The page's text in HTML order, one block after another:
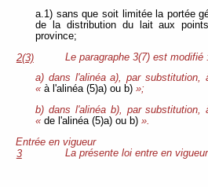
a.1) sans que soit limitée la portée
de la distribution du lait aux
province;
2(3)
Le paragraphe 3(7) est modifié :
a) dans l'alinéa a), par
«à l'alinéa (5)a) ou b) »;
b) dans l'alinéa b), par substitution,
«de l'alinéa (5)a) ou b) ».
Entrée en vigueur
3
La présente loi entre en